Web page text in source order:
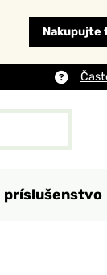
Nakupujte
príslušenstvo